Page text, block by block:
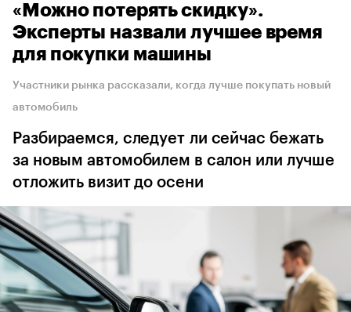
«Можно потерять скидку».
Эксперты назвали лучшее время
для покупки машины
Участники рынка рассказали, когда лучше покупать новый
автомобиль
Разбираемся, следует ли сейчас бежать
за новым автомобилем в салон или лучше
отложить визит до осени